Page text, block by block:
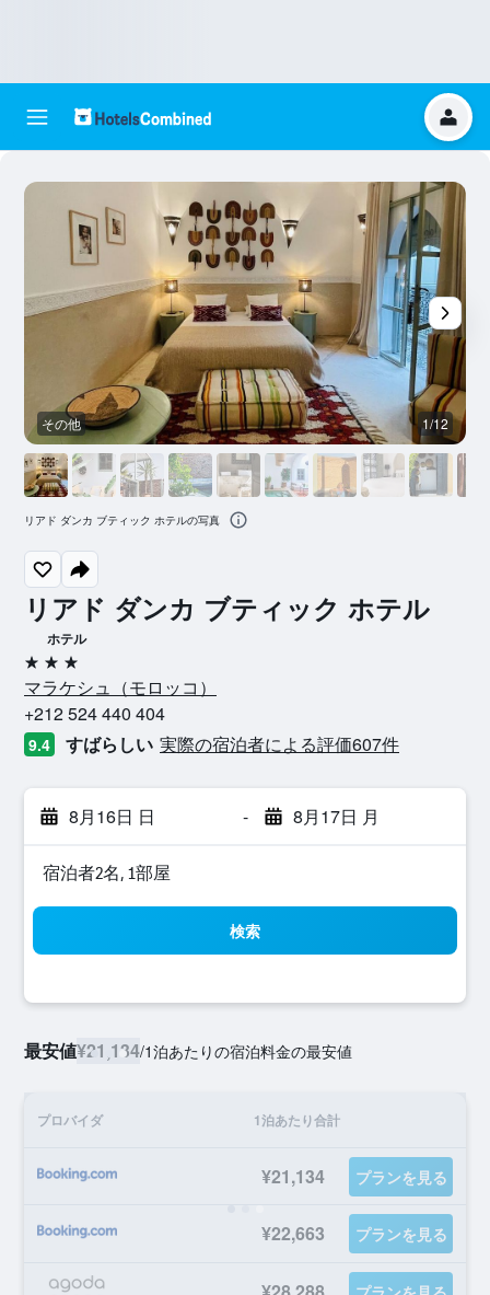
リアド ダンカ ブティック ホテル
ホテル
3つ星
マラケシュ​（モロッコ​）​
+212 524 440 404
9.4 すばらしい 実際の宿泊者による評価607​件
8月16日 日 - 8月17日 月
宿泊者2名, 1​部屋
検索
最安値¥21,134/1泊あたりの宿泊料金の最安値
プロバイダ 1泊あたり合計
¥21,134 プランを見る
¥22,663 プランを見る
その他 1/12
リアド ダンカ ブティック ホテルの写真